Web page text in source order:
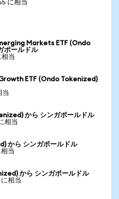
に相当
Markets ETF (Ondo
ポールドル
当
ETF (Ondo Tokenized)
当
から シンガポールドル
相当
から シンガポールドル
当
から シンガポールドル
相当